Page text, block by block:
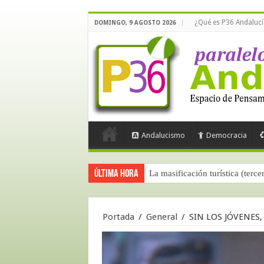
DOMINGO, 9 AGOSTO 2026 ¿Qué es P36
Andalucismo Democracia
Última hora La masificación turística
Portada / General / SIN LOS